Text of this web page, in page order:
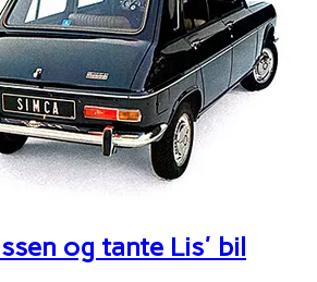
og tante Lis' bil